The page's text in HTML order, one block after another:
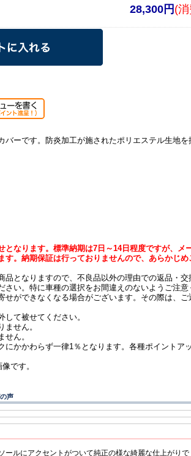
28,300円 (
バーです。防炎加工が施されたポリエステル生地
となります。標準納期は7日～14日程度ですが、メ
す。納期保証は行っておりませんので、あらかじ
品となりますので、不良品以外の理由での返品・
い。特に車種の選択をお間違えのないようご注意
せができなくなる場合がございます。その際は、
して被せてください。
ません。
せん。
にかかわらず一律1％となります。各種ポイントア
です。
声